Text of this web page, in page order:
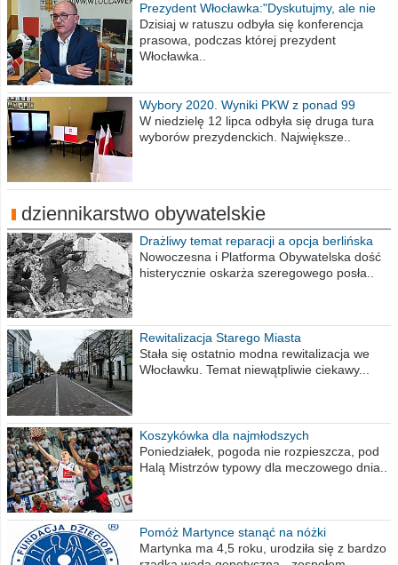
Prezydent Włocławka:"Dyskutujmy, ale nie
obrażajmy się”
Dzisiaj w ratuszu odbyła się konferencja
prasowa, podczas której prezydent
Włocławka..
Wybory 2020. Wyniki PKW z ponad 99
procent obwodów
W niedzielę 12 lipca odbyła się druga tura
wyborów prezydenckich. Największe..
dziennikarstwo obywatelskie
Drażliwy temat reparacji a opcja berlińska
Nowoczesna i Platforma Obywatelska dość
histerycznie oskarża szeregowego posła..
Rewitalizacja Starego Miasta
Stała się ostatnio modna rewitalizacja we
Włocławku. Temat niewątpliwie ciekawy...
Koszykówka dla najmłodszych
Poniedziałek, pogoda nie rozpieszcza, pod
Halą Mistrzów typowy dla meczowego dnia..
Pomóż Martynce stanąć na nóżki
Martynka ma 4,5 roku, urodziła się z bardzo